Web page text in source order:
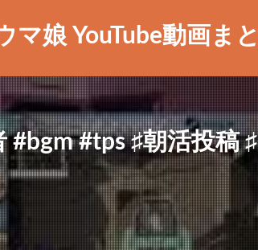
マ娘 YouTube動画ま
#tps ♯朝活投稿